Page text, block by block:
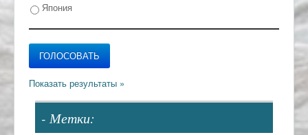
Япония
- Метки: